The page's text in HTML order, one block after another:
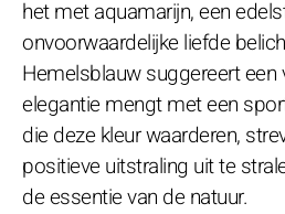
het met aquamarijn, een
onvoorwaardelijke liefde
Hemelsblauw suggereert een
elegantie mengt met een
die deze kleur waarderen,
positieve uitstraling uit te
de essentie van de natuur.